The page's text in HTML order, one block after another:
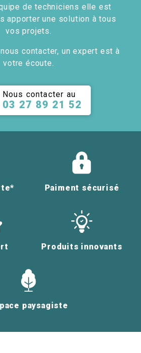
de techniciens elle est
apporter une solution à tous
vos projets.
contacter, un expert est à
votre écoute.
Nous contacter au
03 27 89 21 52
Paiment sécurisé
Produits innovants
paysagiste